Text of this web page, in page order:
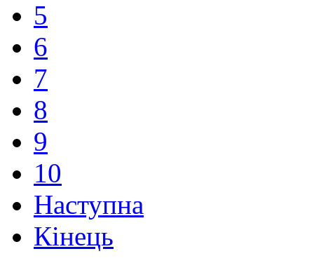
5
6
7
8
9
10
Наступна
Кінець